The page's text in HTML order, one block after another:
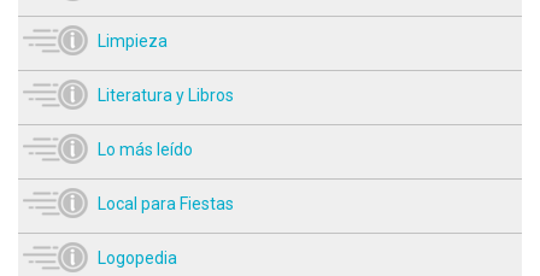
Limpieza
Literatura y Libros
Lo más leído
Local para Fiestas
Logopedia